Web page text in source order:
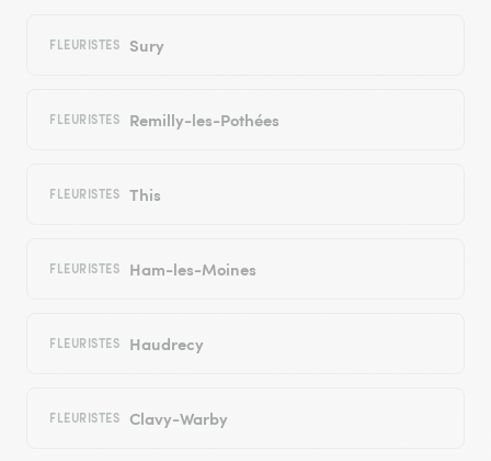
FLEURISTES Sury
FLEURISTES Remilly-les-Pothées
FLEURISTES This
FLEURISTES Ham-les-Moines
FLEURISTES Haudrecy
FLEURISTES Clavy-Warby